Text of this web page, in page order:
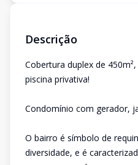
Descrição
Cobertura duplex de
piscina privativa!
Condomínio com gerador,
O bairro é símbolo de
diversidade, e é